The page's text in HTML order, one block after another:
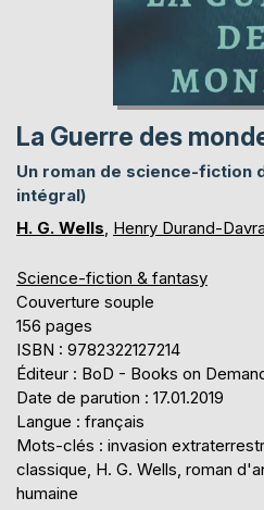
La Guerre des
Un roman de science-fiction
intégral)
H. G. Wells, Henry Durand-
Science-fiction & fantasy
Couverture souple
156 pages
ISBN : 9782322127214
Éditeur : BoD - Books on
Date de parution : 17.01.2019
Langue : français
Mots-clés : invasion
classique, H. G. Wells, roman
humaine